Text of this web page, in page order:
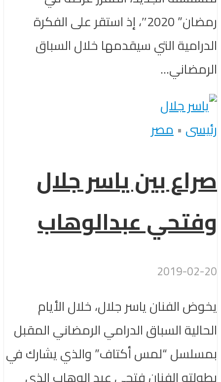
رمضان” 2020″، إذ استقر على الفكرة
الدرامية التي سيقدمها خلال السباق
الرمضاني...
رئيسى •مصر
صراع بين ياسر جلال
وفتحي عبدالوهاب
2019-02-20
يخوض الفنان ياسر جلال، خلال الأيام
الحالية السباق الدرامي الرمضاني المقبل
بمسلسل “لمس أكتاف” والذي يشارك في